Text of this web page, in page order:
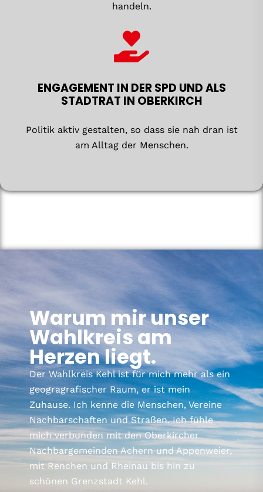
handeln.
ENGAGEMENT IN DER SPD UND ALS
STADTRAT IN OBERKIRCH
Politik aktiv gestalten, so dass sie nah dran ist
am Alltag der Menschen.
Warum mir unser
Wahlkreis am
Herzen liegt.
Der Wahlkreis Kehl ist für mich mehr als ein
geogragrafischer Raum, er ist mein
Zuhause. Ich kenne die Menschen, Vereine
Nachbarschaften und Straßen. Ich fühle
mich verbunden mit den Oberkircher
Nachbargemeinden Achern und Appenweier,
mit Renchen und Rheinau bis hin zu
schönen Grenzstadt Kehl.